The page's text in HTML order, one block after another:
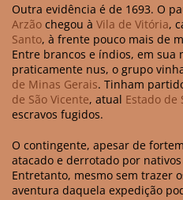
Outra evidência é de 1693. O
Arzão chegou à Vila de Vitória,
Santo, à frente pouco mais de
Entre brancos e índios, em sua
praticamente nus, o grupo
de Minas Gerais. Tinham
de São Vicente, atual Estado de
escravos fugidos.
O contingente, apesar de
atacado e derrotado por
Entretanto, mesmo sem trazer
aventura daquela expedição